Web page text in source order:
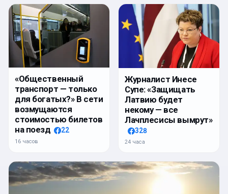
«Общественный
транспорт — только
для богатых?» В сети
возмущаются
стоимостью билетов
на поезд
22
16 часов
Журналист Инесе
Супе: «Защищать
Латвию будет
некому — все
Лачплесисы вымрут»
328
24 часа